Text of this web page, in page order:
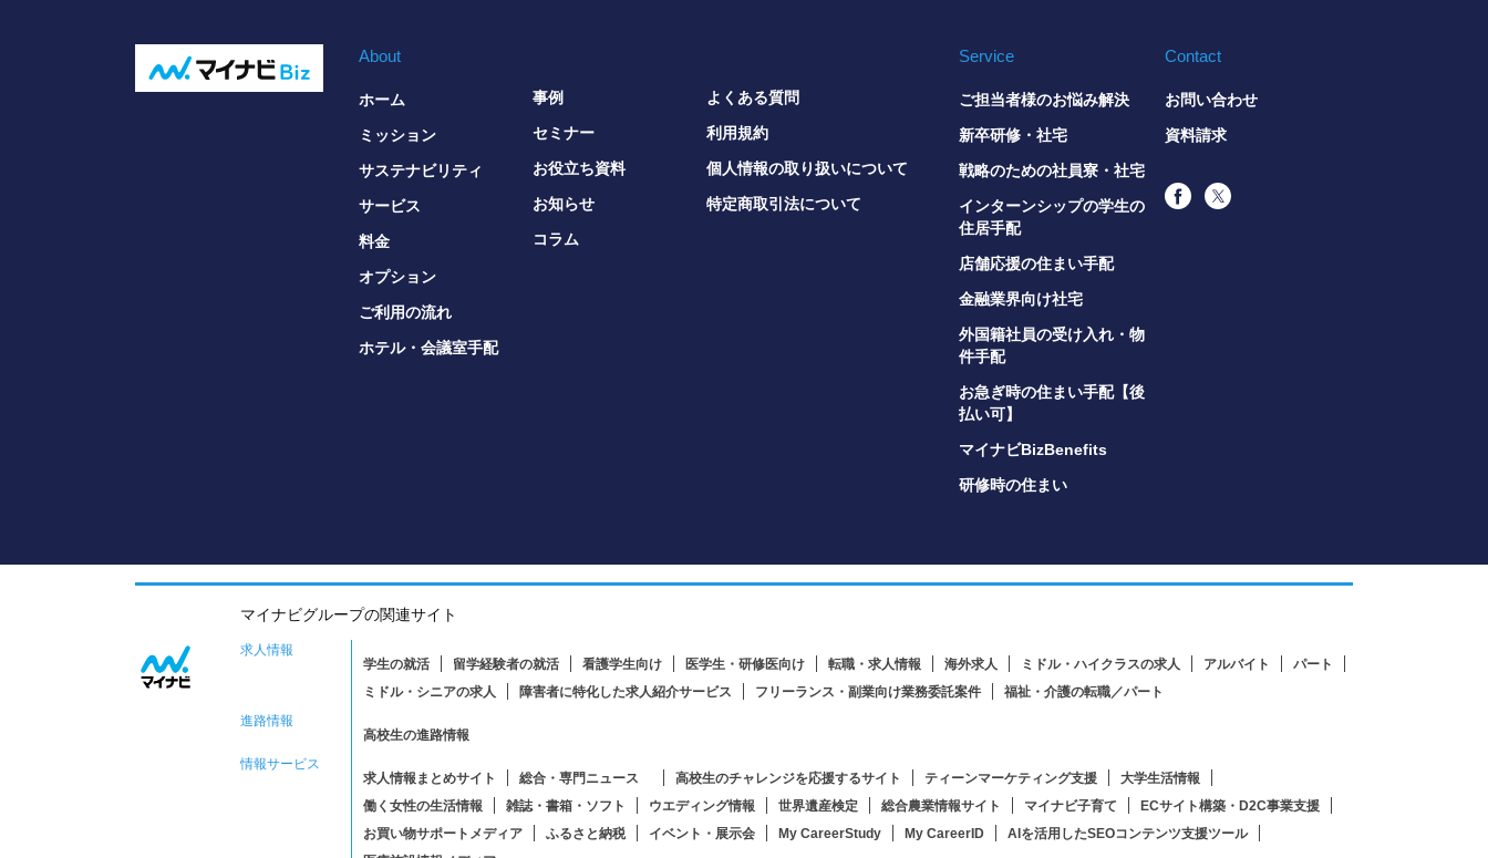
About
ホーム
ミッション
サステナビリティ
サービス
料金
オプション
ご利用の流れ
ホテル・会議室手配
事例
セミナー
お役立ち資料
お知らせ
コラム
よくある質問
利用規約
個人情報の取り扱いについて
特定商取引法について
Service
ご担当者様のお悩み解決
新卒研修・社宅
戦略のための社員寮・社宅
インターンシップの学生の
住居手配
店舗応援の住まい手配
金融業界向け社宅
外国籍社員の受け入れ・物
件手配
お急ぎ時の住まい手配【後
払い可】
マイナビBizBenefits
研修時の住まい
Contact
お問い合わせ
資料請求
マイナビグループの関連サイト
求人情報
学生の就活
留学経験者の就活 看護学生向け 医学生・研修医向け 転職・求人情報 海外求人 ミドル・ハイクラスの求人 アルバイト
パート
ミドル・シニアの求人
障害者に特化した求人紹介サービス フリーランス・副業向け業務委託案件
福祉・介護の転職／パート
進路情報
高校生の進路情報
情報サービス
求人情報まとめサイト
総合・専門ニュース 高校生のチャレンジを応援するサイト ティーンマーケティング支援
大学生活情報
働く女性の生活情報
雑誌・書箱・ソフト ウエディング情報 世界遺産検定 総合農業情報サイト マイナビ子育て
ECサイト構築・D2C事業支援
お買い物サポートメディア
ふるさと納税 イベント・展示会 My CareerStudy My CareerID
AIを活用したSEOコンテンツ支援ツール